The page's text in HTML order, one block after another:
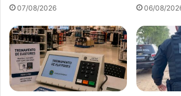
07/08/2026 06/08/